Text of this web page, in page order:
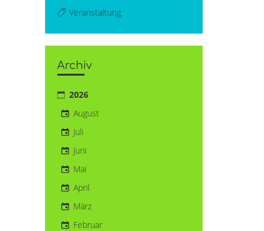
Veranstaltung
Archiv
2026
August
Juli
Juni
Mai
April
März
Februar